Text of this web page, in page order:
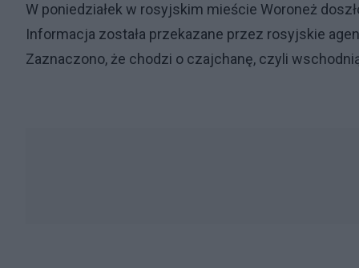
W poniedziałek w rosyjskim mieście Woroneż
Informacja została przekazane przez rosyjskie
Zaznaczono, że chodzi o czajchanę, czyli